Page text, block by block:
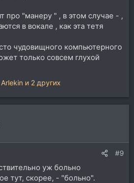
про "манеру " , в этом случае - ,
в вокале , как эта тетя
чудовищного компьютерного
только совсем глухой
Arlekin и 2 других
#9
уж больно
тут, скорее, - "больно".